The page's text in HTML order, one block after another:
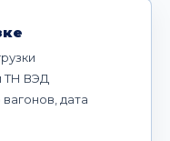
ТН ВЭД
дата